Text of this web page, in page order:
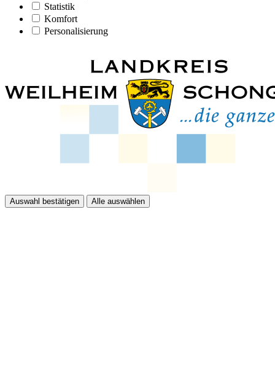
Statistik
Komfort
Personalisierung
Auswahl bestätigen Alle auswählen